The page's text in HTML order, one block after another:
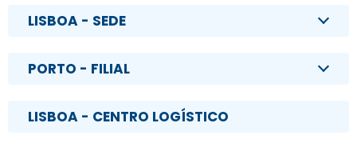
LISBOA - SEDE
PORTO - FILIAL
LISBOA - CENTRO LOGÍSTICO